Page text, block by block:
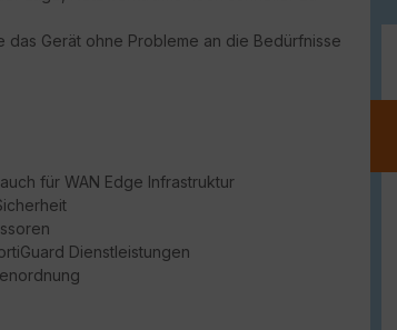
Gerät ohne Probleme an die Bedürfnisse
für WAN Edge Infrastruktur
Dienstleistungen